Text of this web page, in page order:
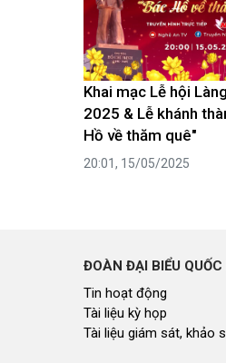
Khai mạc Lễ hội
2025 & Lễ khánh
Hồ về thăm quê"
20:01, 15/05/2025
ĐOÀN ĐẠI BIỂU QUỐC
Tin hoạt động
Tài liệu kỳ họp
Tài liệu giám sát, khảo